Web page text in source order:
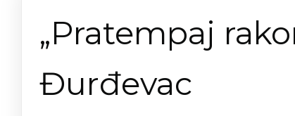
„Pratempaj
Đurđevac